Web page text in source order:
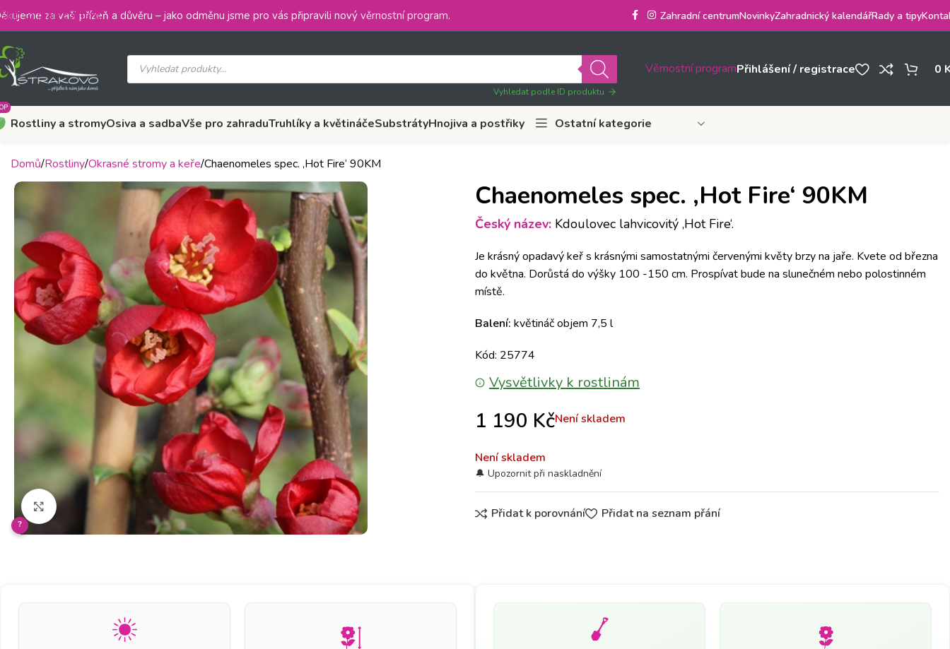
Skip to main content
za vaši přízeň a důvěru – jako odměnu jsme pro vás připravili nový věrnostní program. Zahradní centrumNovinkyZahradnický kalendářRady a tipy
Vyhledat podle ID produktu
Věrnostní programPřihlášení / registrace 0
Rostliny a stromyOsiva a sadbaVše pro zahraduTruhlíky a květináčeSubstrátyHnojiva a postřiky Ostatní kategorie
Domů Rostliny Okrasné stromy a keře Chaenomeles spec. ‚Hot Fire‘ 90KM
Klikněte pro zvětšení
?
Chaenomeles spec. ‚Hot Fire‘ 90KM
Český název:Kdoulovec lahvicovitý ‚Hot Fire‘.
Je krásný opadavý keř s krásnými samostatnými červenými květy brzy na jaře. Kvete od března
do května. Dorůstá do výšky 100 -150 cm. Prospívat bude na slunečném nebo polostinném
místě.
Balení: květináč objem 7,5 l
Kód: 25774
Vysvětlivky k rostlinám
1 190 KčNení skladem
Není skladem
Přidat k porovnání Přidat na seznam přání